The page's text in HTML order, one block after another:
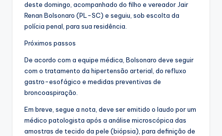
deste domingo, acompanhado do filho e vereador Jair
Renan Bolsonaro (PL-SC) e seguiu, sob escolta da
polícia penal, para sua residência.
Próximos passos
De acordo com a equipe médica, Bolsonaro deve seguir
com o tratamento da hipertensão arterial, do refluxo
gastro-esofágico e medidas preventivas de
broncoaspiração.
Em breve, segue a nota, deve ser emitido o laudo por um
médico patologista após a análise microscópica das
amostras de tecido da pele (biópsia), para definição de